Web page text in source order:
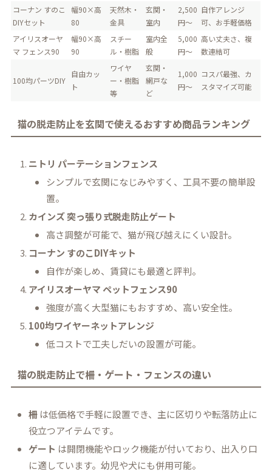
コーナン すのこ
DIYセット
幅90×高
80
天然木・
金具
玄関・
室内
2,500
円～
自作アレンジ
可、お手軽価格
アイリスオーヤ
マ フェンス90
幅90×高
90
スチー
ル・樹脂
室内全
般
5,000
円～
高い丈夫さ、複
数連結可
100均パーツDIY
自由カッ
ト
ワイヤ
ー・樹脂
等
玄関・
網戸な
ど
1,000
円～
コスパ最強、カ
スタマイズ可能
猫の脱走防止を玄関で使えるおすすめ商品ランキング
ニトリ パーテーションフェンス
シンプルで玄関になじみやすく、工具不要の簡単設
置。
カインズ 突っ張り式脱走防止ゲート
高さ調整が可能で、猫が飛び越えにくい設計。
コーナン すのこDIYキット
自作が楽しめ、賃貸にも最適と評判。
アイリスオーヤマ ペットフェンス90
強度が高く大型猫にもおすすめ、高い安全性。
100均ワイヤーネットアレンジ
低コストで工夫しだいの設置が可能。
猫の脱走防止で柵・ゲート・フェンスの違い
柵 は低価格で手軽に設置でき、主に区切りや転落防止に
役立つアイテムです。
ゲート は開閉機能やロック機能が付いており、出入り口
に適しています。幼児や犬にも併用可能。